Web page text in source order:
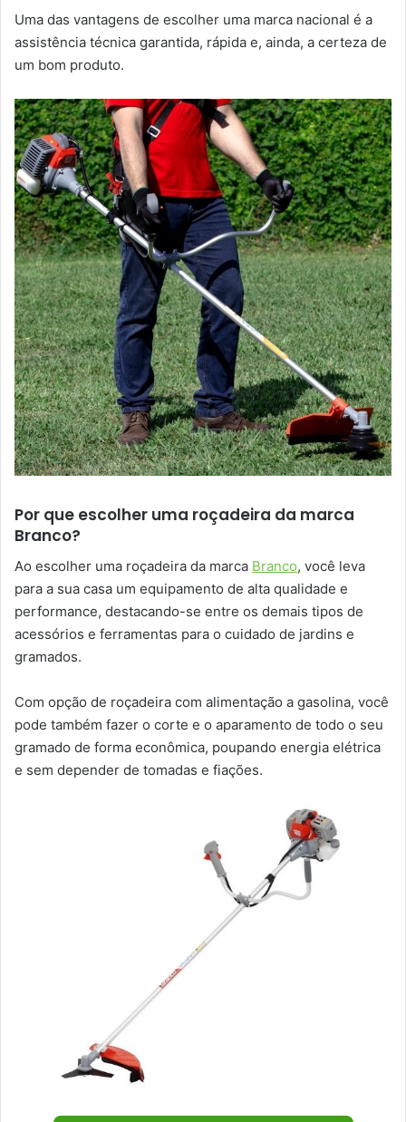
Uma das vantagens de escolher uma marca nacional é a
assistência técnica garantida, rápida e, ainda, a certeza de
um bom produto.
Por que escolher uma roçadeira da marca
Branco?
Ao escolher uma roçadeira da marca Branco, você leva
para a sua casa um equipamento de alta qualidade e
performance, destacando-se entre os demais tipos de
acessórios e ferramentas para o cuidado de jardins e
gramados.
Com opção de roçadeira com alimentação a gasolina, você
pode também fazer o corte e o aparamento de todo o seu
gramado de forma econômica, poupando energia elétrica
e sem depender de tomadas e fiações.